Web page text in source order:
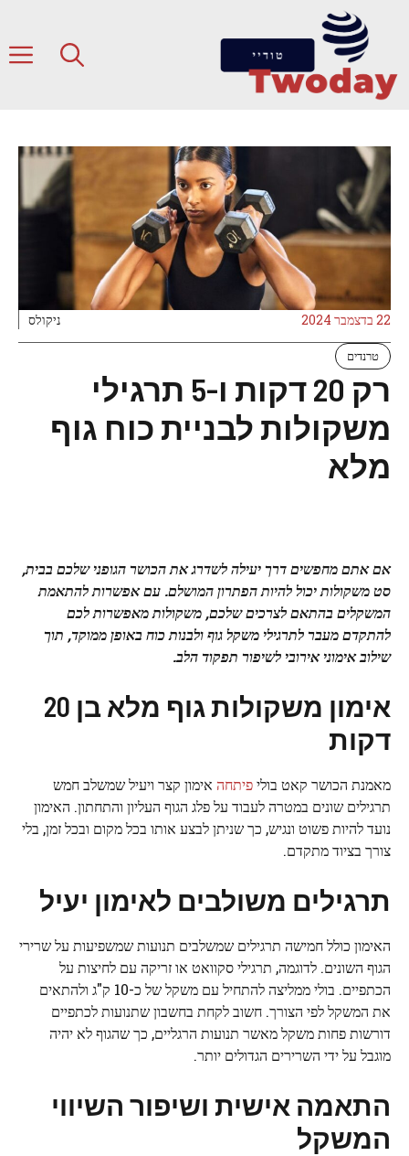
22 בדצמבר 2024 ניקולס
טרנדים
רק 20 דקות ו-5 תרגילי
משקולות לבניית כוח גוף
מלא
אם אתם מחפשים דרך יעילה לשדרג את הכושר הגופני שלכם בבית,
סט משקולות יכול להיות הפתרון המושלם. עם אפשרות להתאמת
המשקלים בהתאם לצרכים שלכם, משקולות מאפשרות לכם
להתקדם מעבר לתרגילי משקל גוף ולבנות כוח באופן ממוקד, תוך
שילוב אימוני אירובי לשיפור תפקוד הלב.
אימון משקולות גוף מלא בן 20
דקות
מאמנת הכושר קאט בוליפיתחה אימון קצר ויעיל שמשלב חמש
תרגילים שונים במטרה לעבוד על פלג הגוף העליון והתחתון. האימון
נועד להיות פשוט ונגיש, כך שניתן לבצע אותו בכל מקום ובכל זמן, בלי
צורך בציוד מתקדם.
תרגילים משולבים לאימון יעיל
האימון כולל חמישה תרגילים שמשלבים תנועות שמשפיעות על שרירי
הגוף השונים. לדוגמה, תרגילי סקוואט או זריקה עם לחיצות על
הכתפיים. בולי ממליצה להתחיל עם משקל של כ-10 ק"ג ולהתאים
את המשקל לפי הצורך. חשוב לקחת בחשבון שתנועות לכתפיים
דורשות פחות משקל מאשר תנועות הרגליים, כך שהגוף לא יהיה
מוגבל על ידי השרירים הגדולים יותר.
התאמה אישית ושיפור השיווי
המשקל